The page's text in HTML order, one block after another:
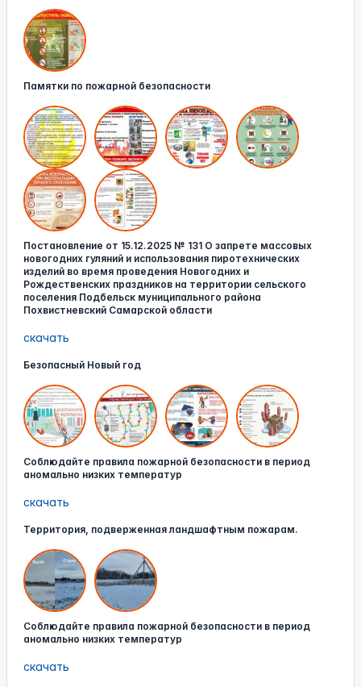
Памятки по пожарной безопасности
Постановление от 15.12.2025 № 131 О запрете массовых
новогодних гуляний и использования пиротехнических
изделий во время проведения Новогодних и
Рождественских праздников на территории сельского
поселения Подбельск муниципального района
Похвистневский Самарской области
скачать
Безопасный Новый год
Соблюдайте правила пожарной безопасности в период
аномально низких температур
скачать
Территория, подверженная ландшафтным пожарам.
Соблюдайте правила пожарной безопасности в период
аномально низких температур
скачать